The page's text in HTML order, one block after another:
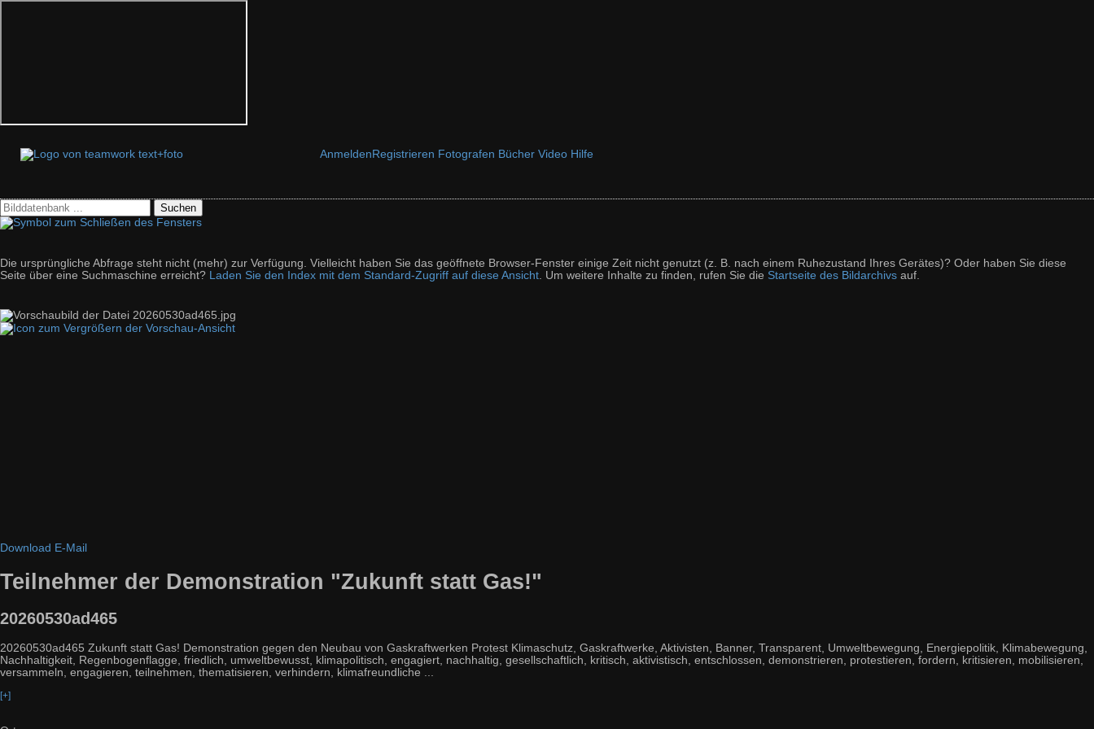
Anmelden Registrieren Fotografen Bücher Video Hilfe
Suchen
Die ursprüngliche Abfrage steht nicht (mehr) zur Verfügung. Vielleicht haben Sie das geöffnete Browser-Fenster einige Zeit nicht genutzt (z. B. nach einem Ruhezustand Ihres Gerätes)? Oder haben Sie diese
Seite über eine Suchmaschine erreicht? Laden Sie den Index mit dem Standard-Zugriff auf diese Ansicht. Um weitere Inhalte zu finden, rufen Sie die Startseite des Bildarchivs auf.
Download E-Mail
Teilnehmer der Demonstration "Zukunft statt Gas!"
20260530ad465
20260530ad465 Zukunft statt Gas! Demonstration gegen den Neubau von Gaskraftwerken Protest Klimaschutz, Gaskraftwerke, Aktivisten, Banner, Transparent, Umweltbewegung, Energiepolitik, Klimabewegung,
Nachhaltigkeit, Regenbogenflagge, friedlich, umweltbewusst, klimapolitisch, engagiert, nachhaltig, gesellschaftlich, kritisch, aktivistisch, entschlossen, demonstrieren, protestieren, fordern, kritisieren, mobilisieren,
versammeln, engagieren, teilnehmen, thematisieren, verhindern, klimafreundliche ...
[+]